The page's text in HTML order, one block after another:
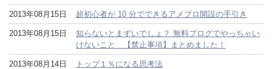
2013年08月15日 超初心者が 10 分でできるアメブロ開設の手引き
2013年08月15日
知らないとまずいでしょ？ 無料ブログでやっちゃい
けないこと 【禁止事項】まとめました！
2013年08月14日 トップ１％になる思考法